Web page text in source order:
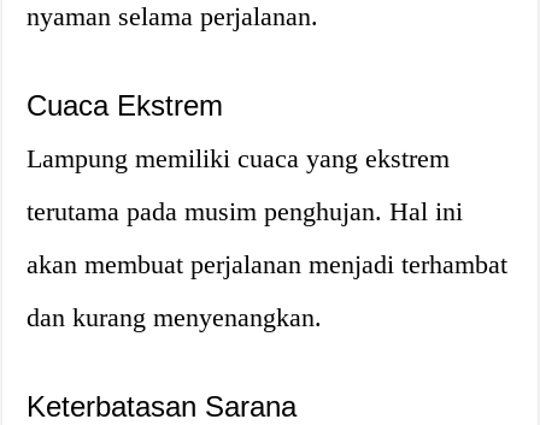
nyaman selama perjalanan.
Cuaca Ekstrem
Lampung memiliki cuaca yang ekstrem
terutama pada musim penghujan. Hal ini
akan membuat perjalanan menjadi terhambat
dan kurang menyenangkan.
Keterbatasan Sarana